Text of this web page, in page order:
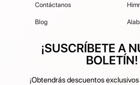
Contáctanos
Blog
¡SUSCRÍBETE A
BOLETÍN!
¡Obtendrás descuentos